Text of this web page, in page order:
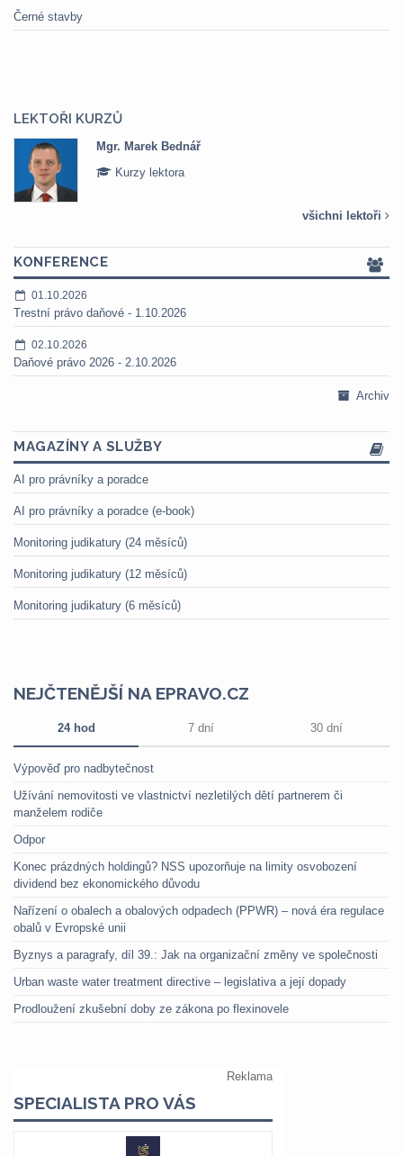
Černé stavby
LEKTOŘI KURZŮ
Mgr. Marek Bednář
Kurzy lektora
všichni lektoři
KONFERENCE
01.10.2026
Trestní právo daňové - 1.10.2026
02.10.2026
Daňové právo 2026 - 2.10.2026
Archiv
MAGAZÍNY A SLUŽBY
AI pro právníky a poradce
AI pro právníky a poradce (e-book)
Monitoring judikatury (24 měsíců)
Monitoring judikatury (12 měsíců)
Monitoring judikatury (6 měsíců)
NEJČTENĚJŠÍ NA EPRAVO.CZ
24 hod 7 dní 30 dní
Výpověď pro nadbytečnost
Užívání nemovitosti ve vlastnictví nezletilých dětí partnerem či
manželem rodiče
Odpor
Konec prázdných holdingů? NSS upozorňuje na limity osvobození
dividend bez ekonomického důvodu
Nařízení o obalech a obalových odpadech (PPWR) – nová éra regulace
obalů v Evropské unii
Byznys a paragrafy, díl 39.: Jak na organizační změny ve společnosti
Urban waste water treatment directive – legislativa a její dopady
Prodloužení zkušební doby ze zákona po flexinovele